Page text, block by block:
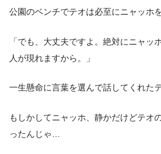
公園のベンチでテオは必至にニャッホ
「でも、大丈夫ですよ。絶対にニャッ
人が現れますから。」
一生懸命に言葉を選んで話してくれたテ
もしかしてニャッホ、静かだけどテオ
ったんじゃ…